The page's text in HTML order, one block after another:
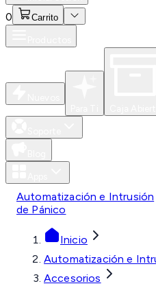
0 Carrito
Automatización e Intrusión
de Pánico
Inicio
Automatización e
Accesorios